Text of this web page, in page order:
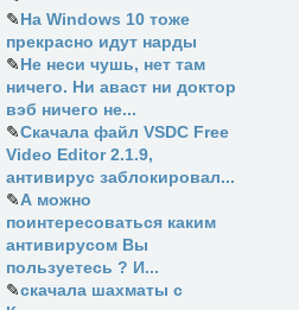
✎На Windows 10 тоже
прекрасно идут нарды
✎Не неси чушь, нет там
ничего. Ни аваст ни доктор
вэб ничего не...
✎Скачала файл VSDC Free
Video Editor 2.1.9,
антивирус заблокировал...
✎А можно
поинтересоваться каким
антивирусом Вы
пользуетесь ? И...
✎скачала шахматы с